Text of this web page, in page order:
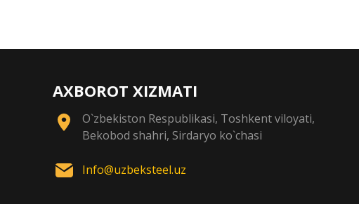
AXBOROT XIZMATI
O`zbekiston Respublikasi, Toshkent viloyati,
Bekobod shahri, Sirdaryo ko`chasi
Info@uzbeksteel.uz